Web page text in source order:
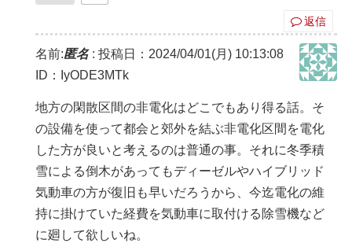
返信
名前:匿名: 投稿日：2024/04/01(月) 10:13:08
ID：IyODE3MTk
地方の閑散区間の非電化はどこでもあり得る話。そ
の設備を使って都会と郊外を結ぶ非電化区間を電化
した方が良いと考えるのは普通の事。それに冬季積
雪による倒木があってもディーゼルやハイブリッド
気動車の方が復旧も早いだろうから、今迄電化の維
持に掛けていた経費を気動車に取付ける除雪機など
に廻して欲しいね。